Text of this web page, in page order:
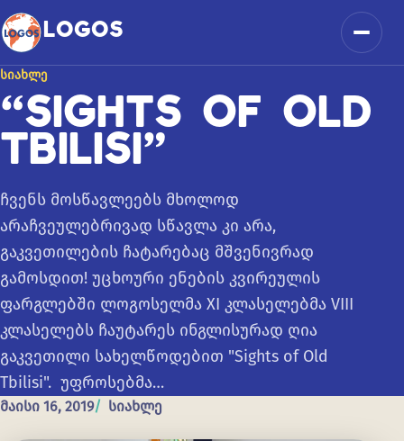
კონტენტზე გადასვლა
LOGOS
ᲡᲘᲐᲮᲚᲔ
“SIGHTS OF OLD
TBILISI”
ჩვენს მოსწავლეებს მხოლოდ
არაჩვეულებრივად სწავლა კი არა,
გაკვეთილების ჩატარებაც მშვენივრად
გამოსდით! უცხოური ენების კვირეულის
ფარგლებში ლოგოსელმა XI კლასელებმა VIII
კლასელებს ჩაუტარეს ინგლისურად ღია
გაკვეთილი სახელწოდებით "Sights of Old
Tbilisi". უფროსებმა…
მაისი 16, 2019 სიახლე